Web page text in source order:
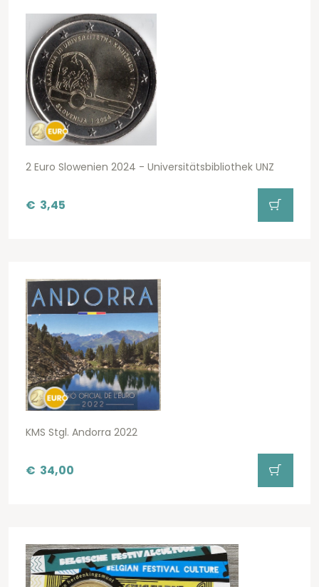
2 Euro Slowenien 2024 - Universitätsbibliothek UNZ
€ 3,45
KMS Stgl. Andorra 2022
€ 34,00